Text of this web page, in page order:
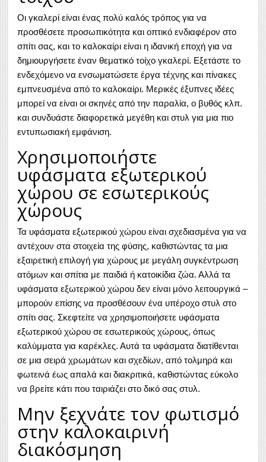
Οι γκαλερί είναι ένας πολύ καλός τρόπος για να
προσθέσετε προσωπικότητα και οπτικό ενδιαφέρον στο
σπίτι σας, και το καλοκαίρι είναι η ιδανική εποχή για να
δημιουργήσετε έναν θεματικό τοίχο γκαλερί. Εξετάστε το
ενδεχόμενο να ενσωματώσετε έργα τέχνης και πίνακες
εμπνευσμένα από το καλοκαίρι. Μερικές έξυπνες ιδέες
μπορεί να είναι οι σκηνές από την παραλία, ο βυθός κλπ.
και συνδυάστε διαφορετικά μεγέθη και στυλ για μια πιο
εντυπωσιακή εμφάνιση.
Χρησιμοποιήστε
υφάσματα εξωτερικού
χώρου σε εσωτερικούς
χώρους
Τα υφάσματα εξωτερικού χώρου είναι σχεδιασμένα για να
αντέχουν στα στοιχεία της φύσης, καθιστώντας τα μια
εξαιρετική επιλογή για χώρους με μεγάλη συγκέντρωση
ατόμων και σπίτια με παιδιά ή κατοικίδια ζώα. Αλλά τα
υφάσματα εξωτερικού χώρου δεν είναι μόνο λειτουργικά –
μπορούν επίσης να προσθέσουν ένα υπέροχο στυλ στο
σπίτι σας. Σκεφτείτε να χρησιμοποιήσετε υφάσματα
εξωτερικού χώρου σε εσωτερικούς χώρους, όπως
καλύμματα για καρέκλες. Αυτά τα υφάσματα διατίθενται
σε μια σειρά χρωμάτων και σχεδίων, από τολμηρά και
φωτεινά έως απαλά και διακριτικά, καθιστώντας εύκολο
να βρείτε κάτι που ταιριάζει στο δικό σας στυλ.
Μην ξεχνάτε τον φωτισμό
στην καλοκαιρινή
διακόσμηση